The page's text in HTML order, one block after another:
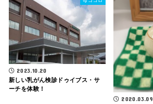
2023.10.20
新しい乳がん検診ドゥイブス・サ
ーチを体験！
2020.03.09